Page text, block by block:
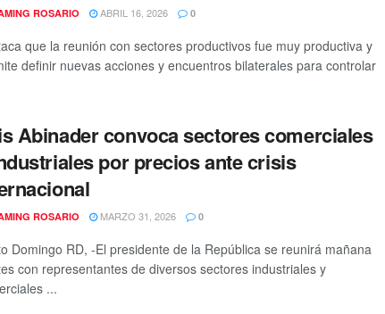
ROSARIO ABRIL 16, 2026 0
que la reunión con sectores productivos fue muy productiva y
definir nuevas acciones y encuentros bilaterales para controlar
Abinader convoca sectores comerciales
por precios ante crisis
ROSARIO MARZO 31, 2026 0
Domingo RD, -El presidente de la República se reunirá mañana
con representantes de diversos sectores industriales y
...